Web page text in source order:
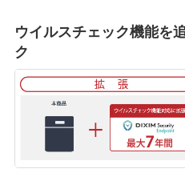
ウイルスチェック機能を
ク